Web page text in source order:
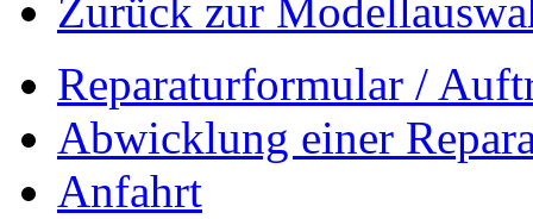
Zurück zur
Reparaturformular /
Abwicklung einer
Anfahrt